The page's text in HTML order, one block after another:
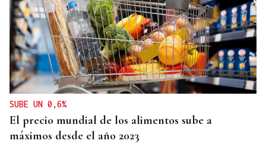
TRAZADO HORIZONTAL
El sueño de una noche de verano
SUBE UN 0,6%
El precio mundial de los alimentos sube a
máximos desde el año 2023